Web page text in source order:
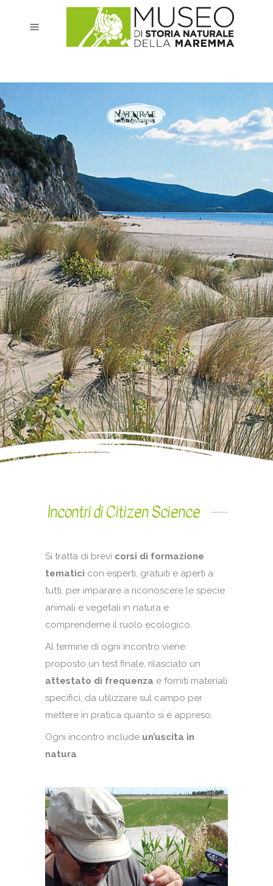
Incontri di Citizen Science
Si tratta di brevi corsi di formazione
tematici con esperti, gratuiti e aperti a
tutti, per imparare a riconoscere le specie
animali e vegetali in natura e
comprenderne il ruolo ecologico.
Al termine di ogni incontro viene
proposto un test finale, rilasciato un
attestato di frequenza e forniti materiali
specifici, da utilizzare sul campo per
mettere in pratica quanto si è appreso.
Ogni incontro include un’uscita in
natura.